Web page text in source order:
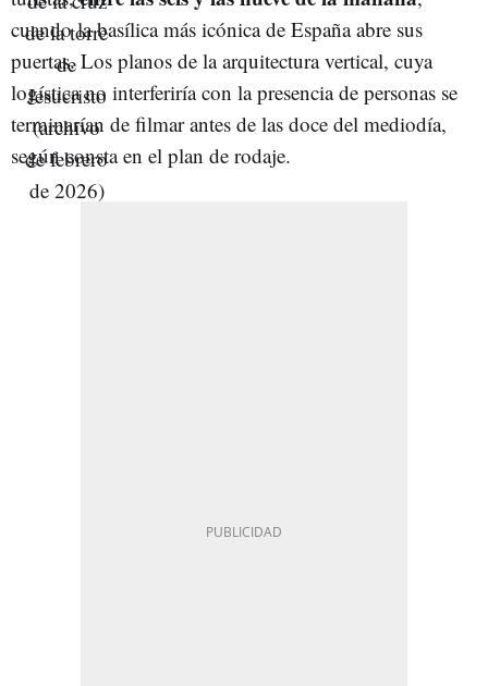
cuando la basílica más icónica de España abre sus
puertas. Los planos de la arquitectura vertical, cuya
logística no interferiría con la presencia de personas se
terminarían de filmar antes de las doce del mediodía,
según consta en el plan de rodaje.